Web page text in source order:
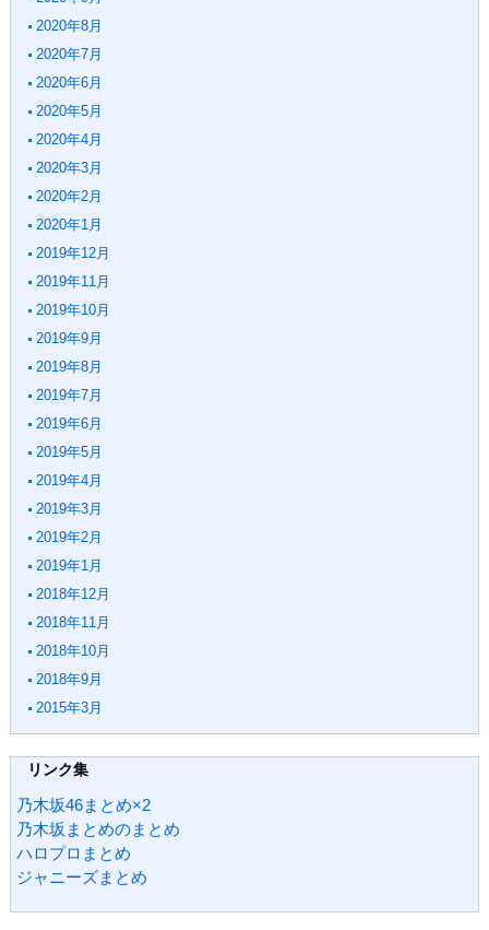
2020年8月
2020年7月
2020年6月
2020年5月
2020年4月
2020年3月
2020年2月
2020年1月
2019年12月
2019年11月
2019年10月
2019年9月
2019年8月
2019年7月
2019年6月
2019年5月
2019年4月
2019年3月
2019年2月
2019年1月
2018年12月
2018年11月
2018年10月
2018年9月
2015年3月
リンク集
乃木坂46まとめ×2
乃木坂まとめのまとめ
ハロプロまとめ
ジャニーズまとめ